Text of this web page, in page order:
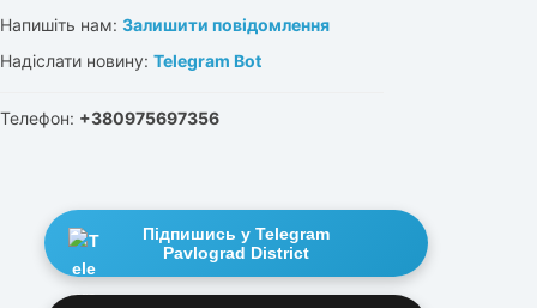
Напишіть нам: Залишити повідомлення
Надіслати новину: Telegram Bot
Телефон: +380975697356
Підпишись у Telegram
Pavlograd District